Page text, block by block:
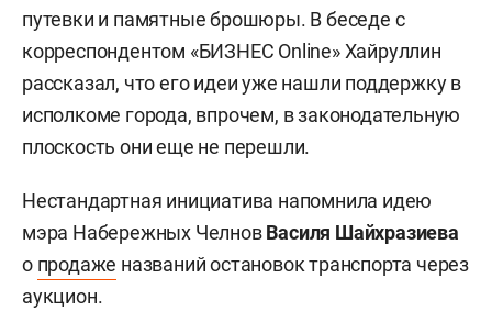
путевки и памятные брошюры. В беседе с
корреспондентом «БИЗНЕС Online» Хайруллин
рассказал, что его идеи уже нашли поддержку в
исполкоме города, впрочем, в законодательную
плоскость они еще не перешли.
Нестандартная инициатива напомнила идею
мэра Набережных ЧелновВасиля Шайхразиева
о продаже названий остановок транспорта через
аукцион.